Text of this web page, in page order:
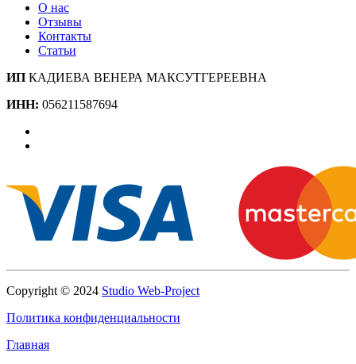
О нас
Отзывы
Контакты
Статьи
ИП КАДИЕВА ВЕНЕРА МАКСУТГЕРЕЕВНА
ИНН: 056211587694
Copyright © 2024 Studio Web-Project
Политика конфиденциальности
Главная